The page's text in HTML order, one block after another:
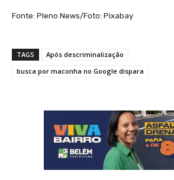
Fonte: Pleno News/Foto: Pixabay
TAGS
Após descriminalização
busca por maconha no Google dispara